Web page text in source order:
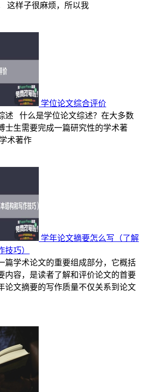
这样子很麻烦，所以我
学位论文综合评价
述 什么是学位论文综述？在大多数
士生需要完成一篇研究性的学术著
术著作
学年论文摘要怎么写（了解
技巧）
篇学术论文的重要组成部分，它概括
内容，是读者了解和评价论文的首要
论文摘要的写作质量不仅关系到论文